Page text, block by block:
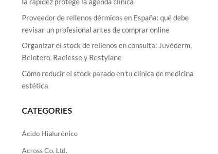
Proveedor de rellenos dérmicos en España: qué debe
revisar un profesional antes de comprar online
Organizar el stock de rellenos en consulta: Juvéderm,
Belotero, Radiesse y Restylane
Cómo reducir el stock parado en tu clínica de medicina
estética
CATEGORIES
Ácido Hialurónico
Across Co. Ltd.